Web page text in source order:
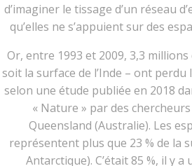
d’imaginer le tissage d’un réseau
qu’elles ne s’appuient sur des
Or, entre 1993 et 2009, 3,3
soit la surface de l’Inde – ont
selon une étude publiée en 2018
« Nature » par des
Queensland (Australie). Les
représentent plus que 23 % de la
Antarctique). C’était 85 %, il y a